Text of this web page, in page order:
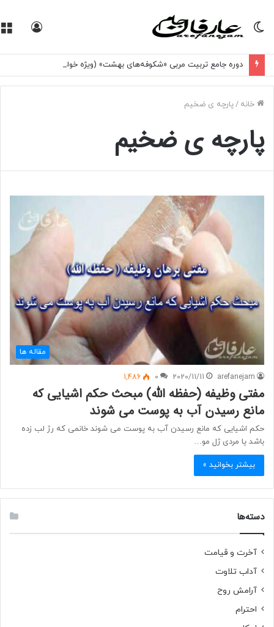
تغییر
دوره جامع تربیت مربی «شکوفه‌های بهشت» (ویژه خواهران)
خانه /پارچه ی ضخیم
پارچه ی ضخیم
مقاله ها
arefanejam
2020/11/11
0
1,486
مفتی وظیفه (حفظه الله) مبحث حکم اشیایی که
مانع رسیدن آب به پوست می شوند
حکم اشیایی که مانع رسیدن آب به پوست می شوند خانمی که رژ لب زده
باشد یا مردی ژل مو…
بیشتر بخوانید »
دسته‌ها
آخرت و قیامت
آداب تلاوت
آرامش روح
احترام